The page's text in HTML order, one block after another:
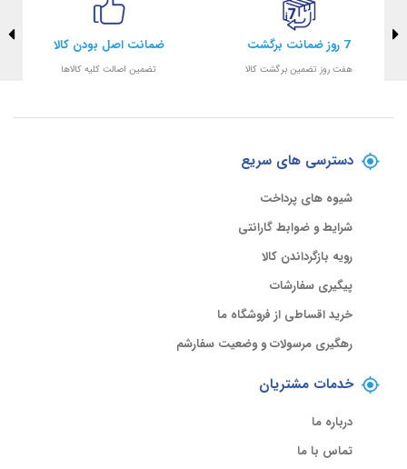
7 روز ضمانت برگشت
هفت روز تضمین برگشت کالا
ضمانت اصل بودن کالا
تضمین اصالت کلیه کالاها
دسترسی های سریع
شیوه های پرداخت
شرایط و ضوابط گارانتی
رویه بازگرداندن کالا
پیگیری سفارشات
خرید اقساطی از فروشگاه ما
رهگیری مرسولات و وضعیت سفارشم
خدمات مشتریان
درباره ما
تماس با ما